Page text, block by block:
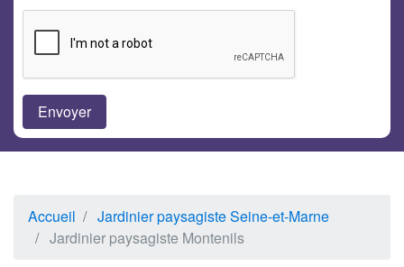
Accueil
Jardinier paysagiste Seine-et-Marne
Jardinier paysagiste Montenils